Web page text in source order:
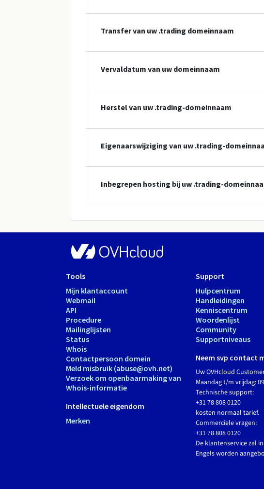
Transfer van uw .trading domeinnaam
Vervaldatum van uw domeinnaam
Herstel van uw .trading-domeinnaam
Eigenaarswijziging van uw .trading-
Inbegrepen hosting bij uw .trading-
Tools
Mijn klantaccount
Webmail
API
Procedure
Mailinglijsten
Status
Whois
Contactpersoon domein
Meld misbruik (abuse@ovh.net)
Verzoek om openbaarmaking van
Whois-informatie
Intellectuele eigendom
Merken
Support
Hulpcentrum
Handleidingen
Kenniscentrum
Woordenlijst
Community
Supportniveaus
Neem svp contact
Uw OVHcloud
Maandag t/m vrijdag:
Technische support:
+31 78 808 0120
kosten normaal tarief.
Commerciele vragen:
+31 78 808 0120
De klantenservice zal
Engels worden